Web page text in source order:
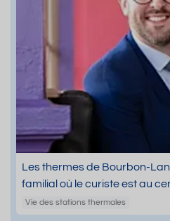
Les thermes de Bourbon-
familial où le curiste est au
Vie des stations thermales